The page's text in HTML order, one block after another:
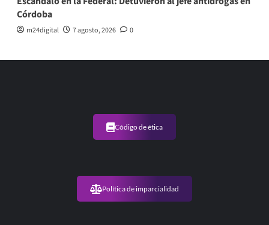
Córdoba
m24digital 7 agosto, 2026 0
Código de ética
Política de imparcialidad